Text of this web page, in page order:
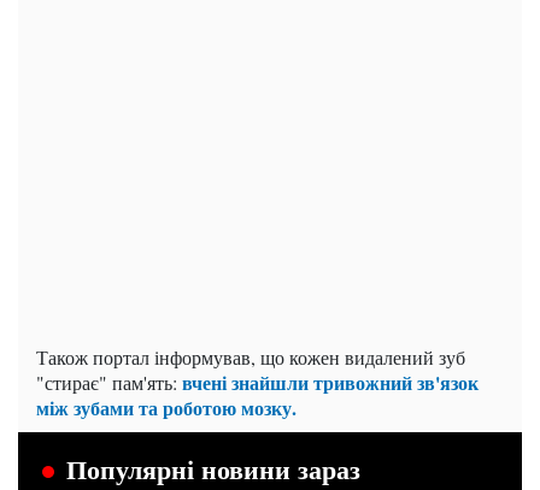
Також портал інформував, що кожен видалений зуб
"стирає" пам'ять: вчені знайшли тривожний зв'язок
між зубами та роботою мозку.
Популярні новини зараз